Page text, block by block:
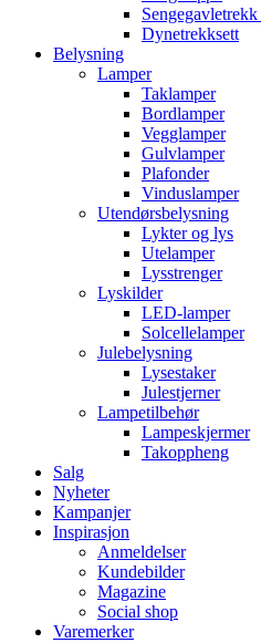
Dynetrekksett
Belysning
Lamper
Taklamper
Bordlamper
Vegglamper
Gulvlamper
Plafonder
Vinduslamper
Utendørsbelysning
Lykter og lys
Utelamper
Lysstrenger
Lyskilder
LED-lamper
Solcellelamper
Julebelysning
Lysestaker
Julestjerner
Lampetilbehør
Lampeskjermer
Takoppheng
Salg
Nyheter
Kampanjer
Inspirasjon
Anmeldelser
Kundebilder
Magazine
Social shop
Varemerker